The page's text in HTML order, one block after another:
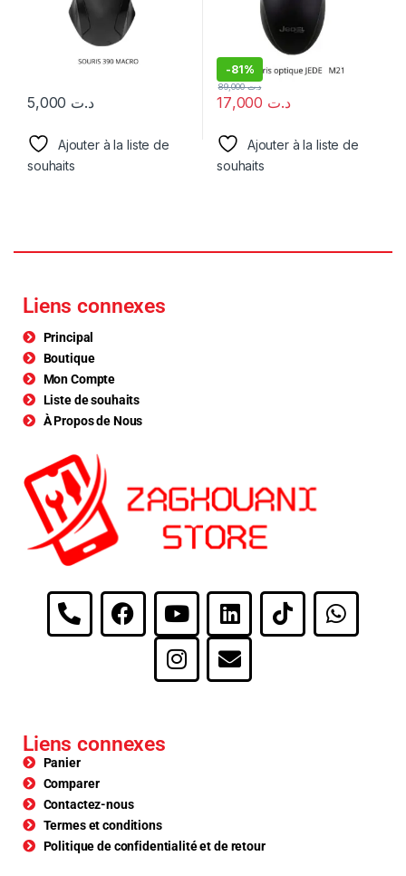
د.ت
Ajouter à la liste de
souhaits
-81%
د.ت
د.ت89,000
Ajouter à la liste de
souhaits
Liens connexes
Principal
Boutique
Mon Compte
Liste de souhaits
À Propos de Nous
Liens connexes
Panier
Comparer
Contactez-nous
Termes et conditions
Politique de confidentialité et de retour